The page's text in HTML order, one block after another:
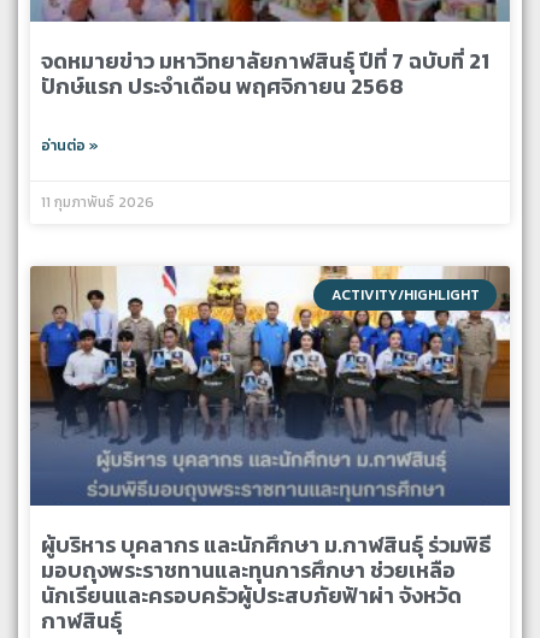
จดหมายข่าว มหาวิทยาลัยกาฬสินธุ์ ปีที่ 7 ฉบับที่ 21
ปักษ์แรก ประจำเดือน พฤศจิกายน 2568
อ่านต่อ »
11 กุมภาพันธ์ 2026
ACTIVITY/HIGHLIGHT
ผู้บริหาร บุคลากร และนักศึกษา ม.กาฬสินธุ์ ร่วมพิธี
มอบถุงพระราชทานและทุนการศึกษา ช่วยเหลือ
นักเรียนและครอบครัวผู้ประสบภัยฟ้าผ่า จังหวัด
กาฬสินธุ์